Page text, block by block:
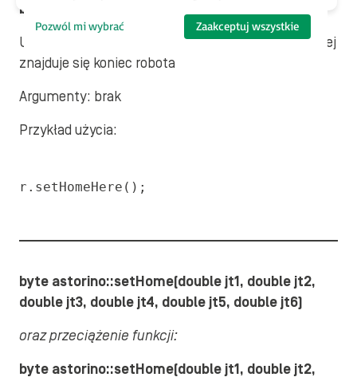
byte astorino::setHomeHere()
Ustawia położenie domowe robota w pozycji w której
znajduje się koniec robota
Argumenty: brak
Przykład użycia:
r.setHomeHere();
byte astorino::setHome(double jt1, double jt2,
double jt3, double jt4, double jt5, double jt6)
oraz przeciążenie funkcji:
byte astorino::setHome(double jt1, double jt2,
Pozwól mi wybrać Zaakceptuj wszystkie